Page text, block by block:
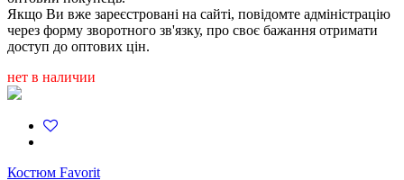
Якщо Ви вже зареєстровані на сайті, повідомте адміністрацію
через форму зворотного зв'язку, про своє бажання отримати
доступ до оптових цін.
нет в наличии
Костюм Favorit